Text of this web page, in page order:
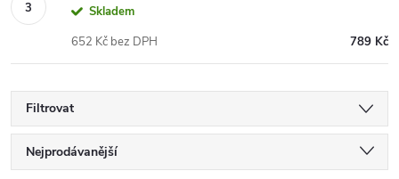
Skladem
789 Kč
652 Kč bez DPH
Filtrovat
Ř
Nejprodávanější